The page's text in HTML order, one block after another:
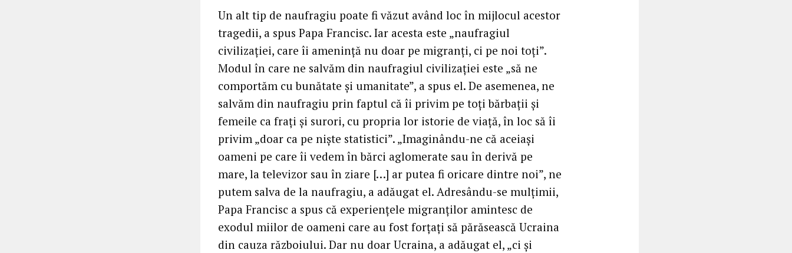
Un alt tip de naufragiu poate fi văzut având loc în mijlocul acestor
tragedii, a spus Papa Francisc. Iar acesta este „naufragiul
civilizației, care îi amenință nu doar pe migranți, ci pe noi toți”.
Modul în care ne salvăm din naufragiul civilizației este „să ne
comportăm cu bunătate și umanitate”, a spus el. De asemenea, ne
salvăm din naufragiu prin faptul că îi privim pe toți bărbații și
femeile ca frați și surori, cu propria lor istorie de viață, în loc să îi
privim „doar ca pe niște statistici”. „Imaginându-ne că aceiași
oameni pe care îi vedem în bărci aglomerate sau în derivă pe
mare, la televizor sau în ziare […] ar putea fi oricare dintre noi”, ne
putem salva de la naufragiu, a adăugat el. Adresându-se mulțimii,
Papa Francisc a spus că experiențele migranților amintesc de
exodul miilor de oameni care au fost forțați să părăsească Ucraina
din cauza războiului. Dar nu doar Ucraina, a adăugat el, „ci și